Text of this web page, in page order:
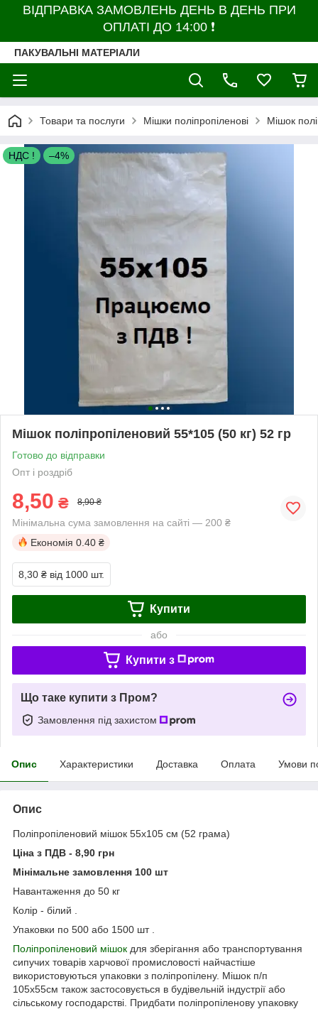
ВІДПРАВКА ЗАМОВЛЕНЬ ДЕНЬ В ДЕНЬ ПРИ
ОПЛАТІ ДО 14:00 ❗
ПАКУВАЛЬНІ МАТЕРІАЛИ
Товари та послуги Мішки поліпропіленові Мішок
НДС ! –4%
Мішок поліпропіленовий 55*105 (50 кг) 52 гр
Готово до відправки
Опт і роздріб
8,50 ₴ 8,90 ₴
Мінімальна сума замовлення на сайті — 200 ₴
Економія 0.40 ₴
8,30 ₴ від 1000 шт.
Купити
або
Купити з
Що таке купити з Пром?
Замовлення під захистом
Опис Характеристики Доставка Оплата Умови
Опис
Поліпропіленовий мішок 55х105 см (52 грама)
Ціна з ПДВ - 8,90 грн
Мінімальне замовлення 100 шт
Навантаження до 50 кг
Колір - білий .
Упаковки по 500 або 1500 шт .
Поліпропіленовий мішок для зберігання або транспортування
сипучих товарів харчової промисловості найчастіше
використовуються упаковки з поліпропілену. Мішок п/п
105х55см також застосовується в будівельній індустрії або
сільському господарстві. Придбати поліпропіленову упаковку